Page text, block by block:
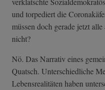
und torpediert die
müssen doch gerade jetzt
nicht?
Nö. Das Narrativ eines
Quatsch. Unterschiedliche
Lebensrealitäten haben